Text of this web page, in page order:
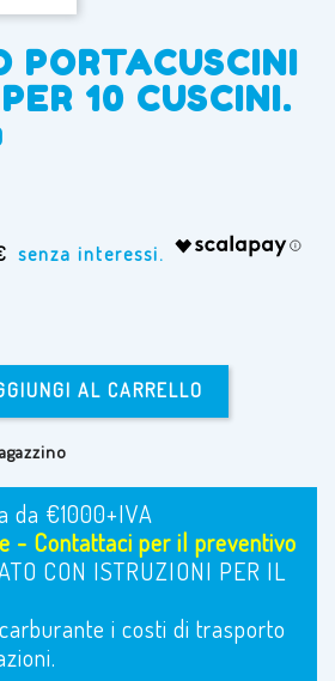
PORTACUSCINI
10 CUSCINI.
AL CARRELLO
da €1000+IVA
- Contattaci per il preventivo
CON ISTRUZIONI PER IL
i costi di trasporto